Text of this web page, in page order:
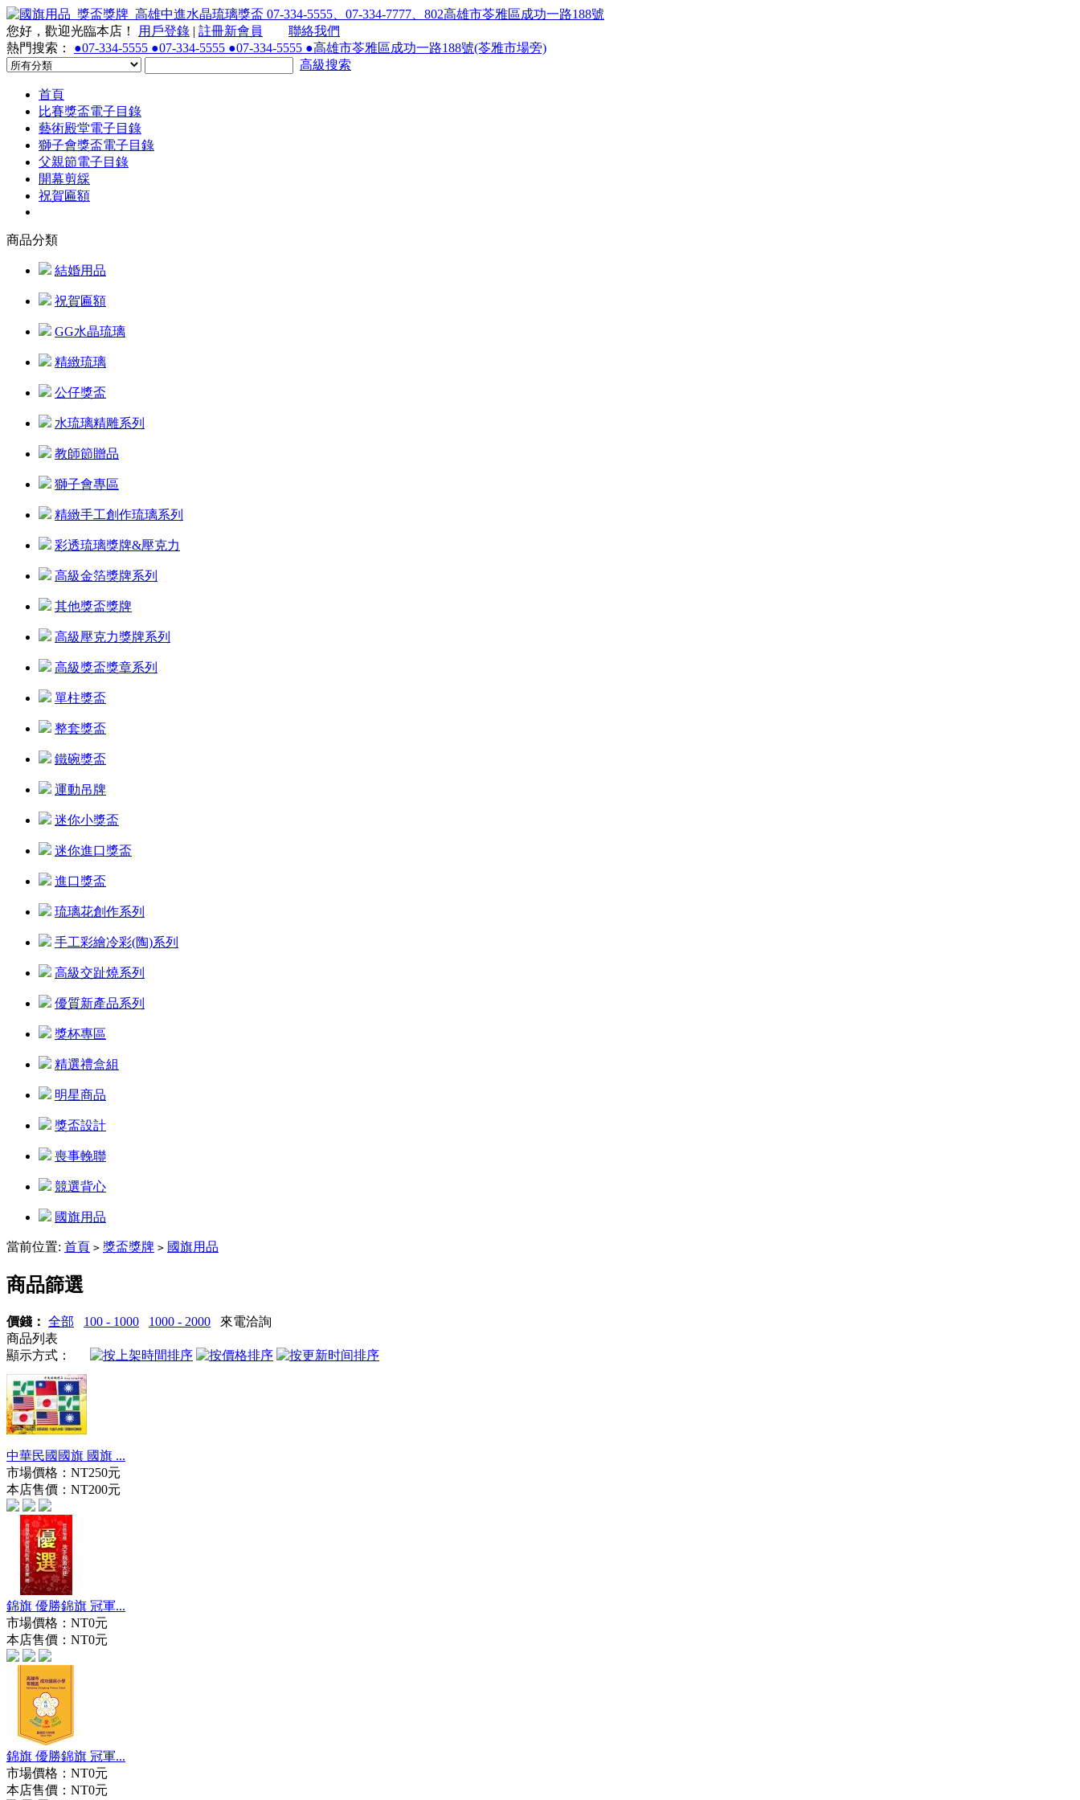
您好，歡迎光臨本店！ 用戶登錄 | 註冊新會員
聯絡我們
熱門搜索： ●07-334-5555 ●07-334-5555 ●07-334-5555 ●高雄市苓雅區成功一路188號(苓雅市場旁)
高級搜索
首頁
比賽獎盃電子目錄
藝術殿堂電子目錄
獅子會獎盃電子目錄
父親節電子目錄
開幕剪綵
祝賀匾額
商品分類
結婚用品
祝賀匾額
GG水晶琉璃
精緻琉璃
公仔獎盃
水琉璃精雕系列
教師節贈品
獅子會專區
精緻手工創作琉璃系列
彩透琉璃獎牌&壓克力
高級金箔獎牌系列
其他獎盃獎牌
高級壓克力獎牌系列
高級獎盃獎章系列
單柱獎盃
整套獎盃
鐵碗獎盃
運動吊牌
迷你小獎盃
迷你進口獎盃
進口獎盃
琉璃花創作系列
手工彩繪冷彩(陶)系列
高級交趾燒系列
優質新產品系列
獎杯專區
精選禮盒組
明星商品
獎盃設計
喪事輓聯
競選背心
國旗用品
當前位置: 首頁 > 獎盃獎牌 > 國旗用品
商品篩選
價錢： 全部 100 - 1000 1000 - 2000
來電洽詢
商品列表
顯示方式：
中華民國國旗 國旗 ...
市場價格： NT250元
本店售價： NT200元
錦旗 優勝錦旗 冠軍...
市場價格： NT0元
本店售價： NT0元
錦旗 優勝錦旗 冠軍...
市場價格： NT0元
本店售價： NT0元